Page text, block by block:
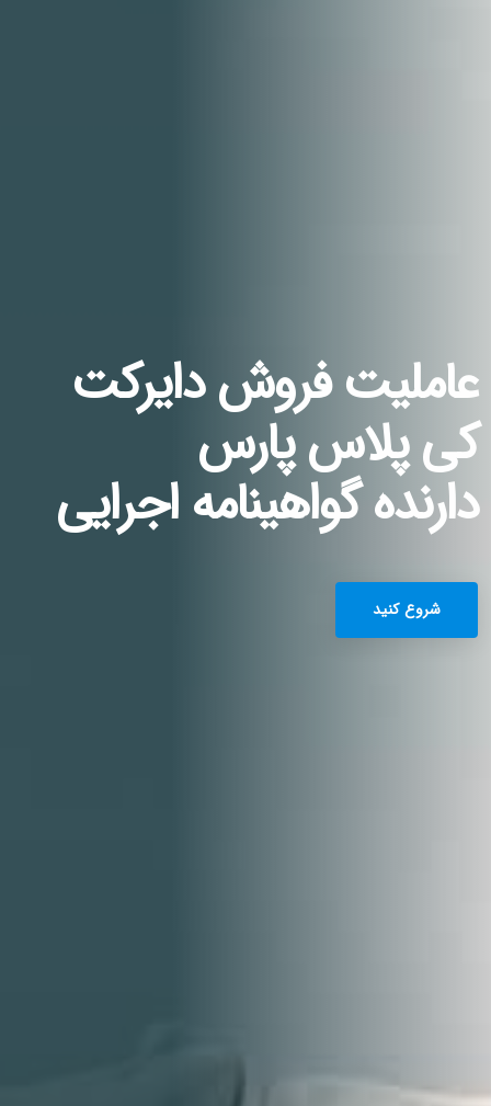
عاملیت فروش دایرکت
کی پلاس پارس
دارنده گواهینامه اجرایی
شروع کنید